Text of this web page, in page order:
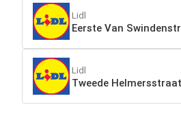
Lidl
Eerste Van
Lidl
Tweede